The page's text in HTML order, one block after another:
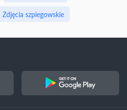
Zdjęcia szpiegowskie